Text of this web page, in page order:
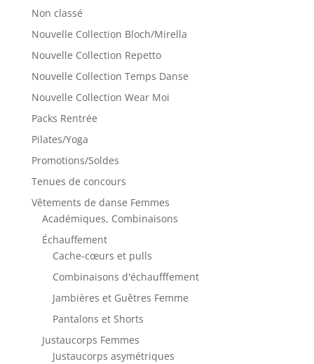
Non classé
Nouvelle Collection Bloch/Mirella
Nouvelle Collection Repetto
Nouvelle Collection Temps Danse
Nouvelle Collection Wear Moi
Packs Rentrée
Pilates/Yoga
Promotions/Soldes
Tenues de concours
Vêtements de danse Femmes
Académiques, Combinaisons
Échauffement
Cache-cœurs et pulls
Combinaisons d'échaufffement
Jambières et Guêtres Femme
Pantalons et Shorts
Justaucorps Femmes
Justaucorps asymétriques